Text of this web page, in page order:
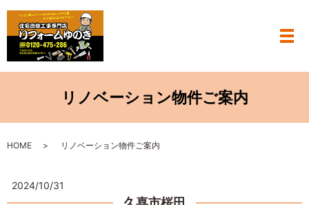
メ
リノベーション物件ご案内
HOME リノベーション物件ご案内
2024/10/31